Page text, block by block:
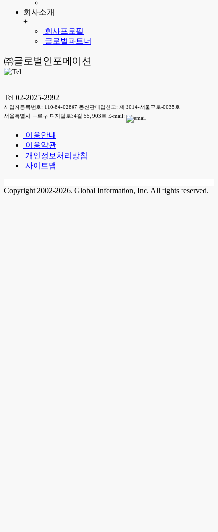
회사소개
+
회사프로필
글로벌파트너
㈜글로벌인포메이션
Tel 02-2025-2992
사업자등록번호: 110-84-02867 통신판매업신고: 제 2014-서울구로-0035호
서울특별시 구로구 디지털로34길 55, 903호 E-mail:
이용안내
이용약관
개인정보처리방침
사이트맵
Copyright 2002-2026. Global Information, Inc. All rights reserved.